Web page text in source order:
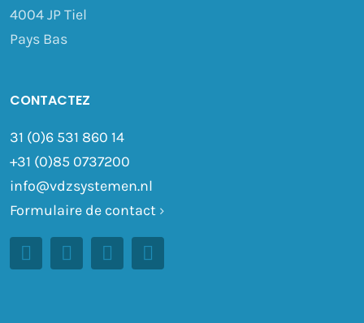
4004 JP Tiel
Pays Bas
CONTACTEZ
31 (0)6 531 860 14
+31 (0)85 0737200
info@vdzsystemen.nl
Formulaire de contact›